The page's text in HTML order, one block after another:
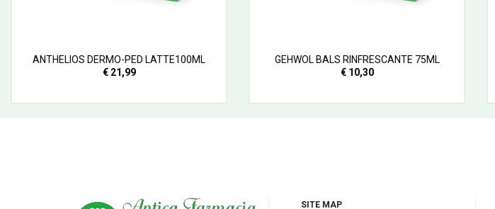
ANTHELIOS DERMO-PED LATTE100ML
€ 21,99
GEHWOL BALS RINFRESCANTE 75ML
€ 10,30
SITE MAP